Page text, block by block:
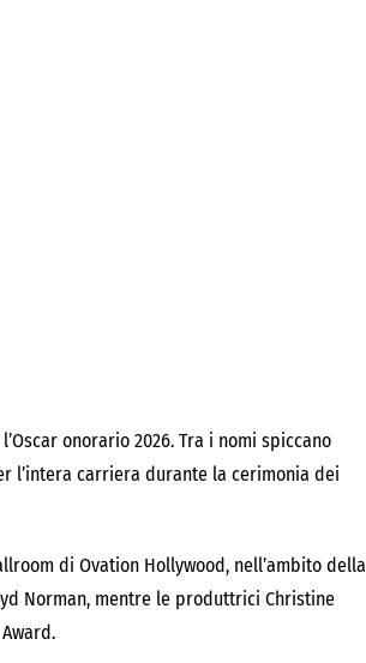
onorario 2026. Tra i nomi spiccano
l’intera carriera durante la cerimonia dei
di Ovation Hollywood, nell’ambito della
Norman, mentre le produttrici Christine